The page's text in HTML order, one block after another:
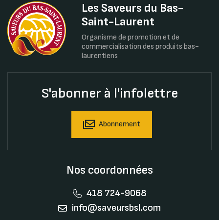
Les Saveurs du Bas-
Saint-Laurent
Organisme de promotion et de
commercialisation des produits bas-
laurentiens
S'abonner à l'infolettre
Abonnement
Nos coordonnées
418 724-9068
info@saveursbsl.com